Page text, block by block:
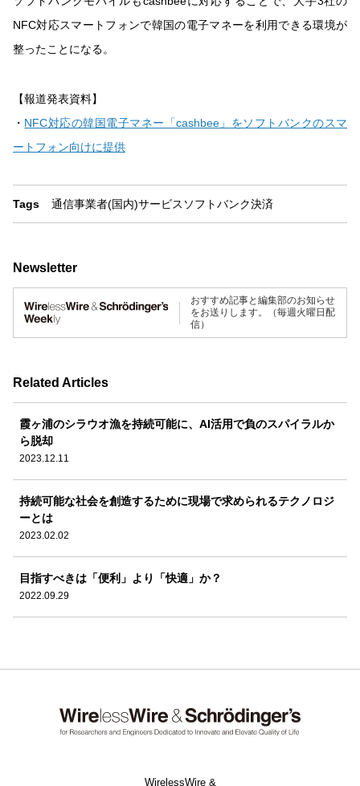
NFC対応スマートフォンで韓国の電子マネーを利用できる環境が
整ったことになる。
【報道発表資料】
・ NFC対応の韓国電子マネー「cashbee」をソフトバンクのスマ
ートフォン向けに提供
Tags 通信事業者(国内)サービス ソフトバンク決済
Newsletter
おすすめ記事と編集部のお知らせ
をお送りします。（毎週火曜日配
信）
Related Articles
霞ヶ浦のシラウオ漁を持続可能に、AI活用で負のスパイラルか
ら脱却
2023.12.11
持続可能な社会を創造するために現場で求められるテクノロジ
ーとは
2023.02.02
目指すべきは「便利」より「快適」か？
2022.09.29
WirelessWire &